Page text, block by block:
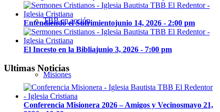
TBB en acción
Misiones
Entendiendo el Sufrimientojunio 14, 2026 - 2:00 pm
El Incesto en la Bibliajunio 3, 2026 - 7:00 pm
Ultimas Noticias
Conferencia Misionera 2026 – Amigos y Vecinosmayo 21,